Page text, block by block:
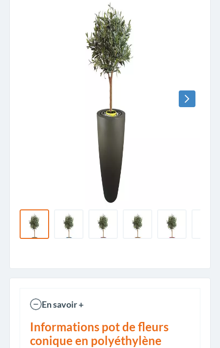
En savoir +
Informations pot de fleurs
conique en polyéthylène